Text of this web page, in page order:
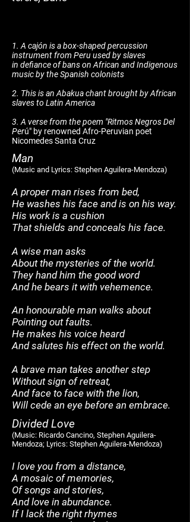
1. A cajón is a box-shapedpercussion
instrumentfrom Peru used by slaves
in defianceof bans on African and Indigenous
music by the Spanish colonists
2. This is an Abakua chant brought by African
slaves to Latin America
3. A verse from the poem "Ritmos Negros Del
Perú" by renowned Afro-Peruvian poet
Nicomedes Santa Cruz
Man
(Music and Lyrics: Stephen Aguilera-Mendoza)
A proper man rises from bed,
He washes his face and is on his way.
His work is a cushion
That shields and conceals his face.
A wise man asks
About the mysteries of the world.
They hand him the good word
And he bears it with vehemence.
An honourable man walks about
Pointing out faults.
He makes his voice heard
And salutes his effect on the world.
A brave man takes another step
Without sign of retreat,
And face to face with the lion,
Will cede an eye before an embrace.
Divided Love
(Music: Ricardo Cancino, Stephen Aguilera-
Mendoza; Lyrics: Stephen Aguilera-Mendoza)
I love you from a distance,
A mosaic of memories,
Of songs and stories,
And love in abundance.
If I lack the right rhymes